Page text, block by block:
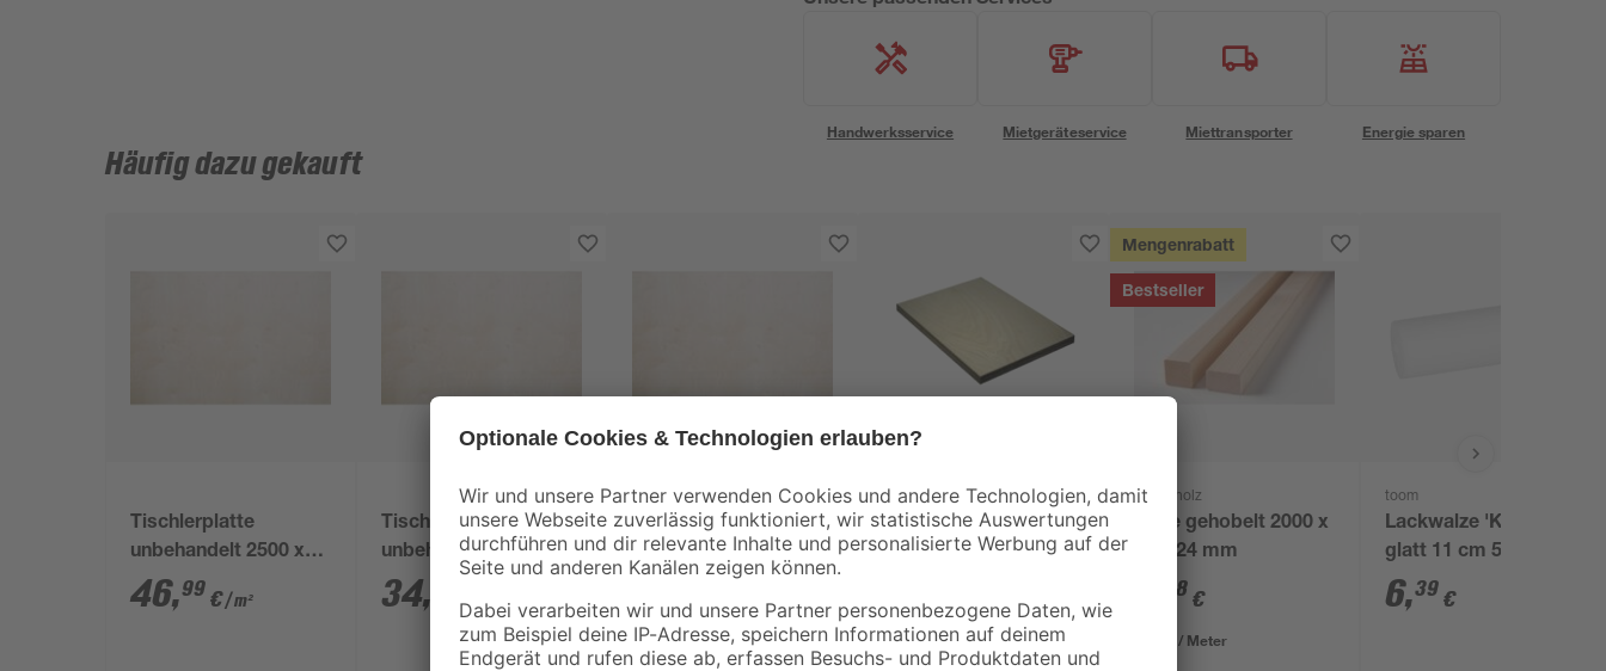
Handwerksservice Mietgeräteservice Miettransporter Energie sparen
Häufig dazu gekauft
Tischlerplatte
unbehandelt 2500 x
1250 x 18 mm
46,99 €/ m²
Tischlerplatte
unbehandelt 2500 x
1250 x 13 mm
34, € / m²
Tischlerplatte
unbehandelt 2500 x
1250 x 16 mm
39,
Multiplexplatte
unbehandelt 1220 x
62,
Mengenrabatt
Bestseller
binderholz
Latte gehobelt 2000 x
44 x 24 mm
98 €
1,99 € / Meter
toom
Lackwalze 'Komfort'
glatt 11 cm 5 Stück
6,39 €